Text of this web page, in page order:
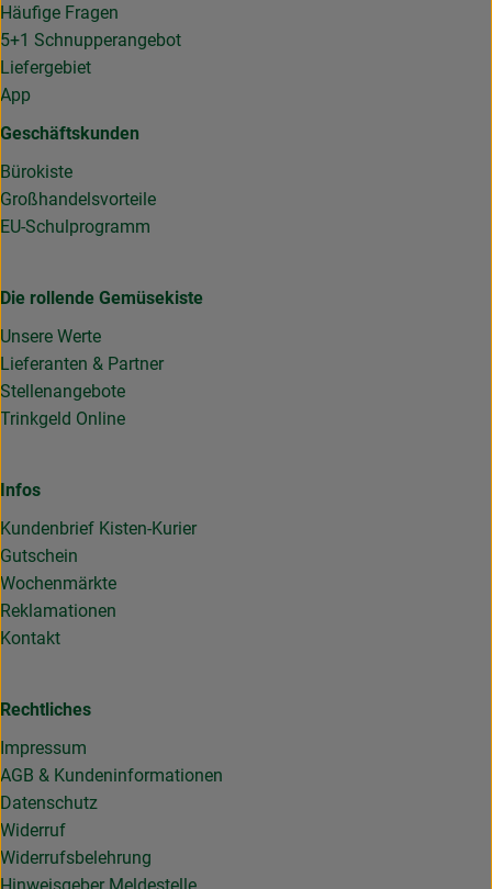
Häufige Fragen
5+1 Schnupperangebot
Liefergebiet
App
Geschäftskunden
Bürokiste
Großhandelsvorteile
EU-Schulprogramm
Die rollende Gemüsekiste
Unsere Werte
Lieferanten & Partner
Stellenangebote
Trinkgeld Online
Infos
Kundenbrief Kisten-Kurier
Gutschein
Wochenmärkte
Reklamationen
Kontakt
Rechtliches
Impressum
AGB & Kundeninformationen
Datenschutz
Widerruf
Widerrufsbelehrung